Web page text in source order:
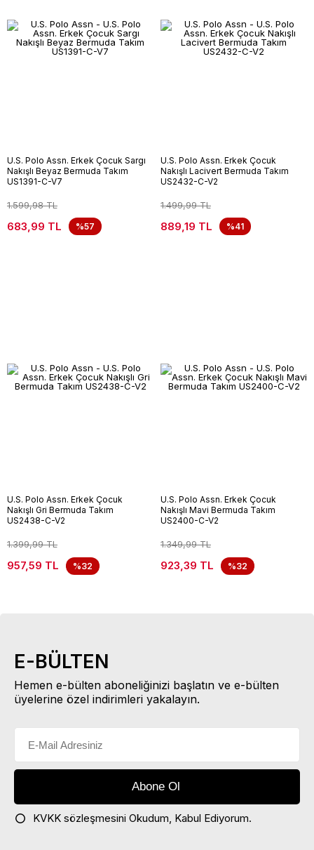
U.S. Polo Assn. Erkek Çocuk Sargı
Nakışlı Beyaz Bermuda Takım
US1391-C-V7
1.599,98 TL
683,99 TL %57
U.S. Polo Assn. Erkek Çocuk
Nakışlı Lacivert Bermuda Takım
US2432-C-V2
1.499,99 TL
889,19 TL %41
U.S. Polo Assn. Erkek Çocuk
Nakışlı Gri Bermuda Takım
US2438-C-V2
1.399,99 TL
957,59 TL %32
U.S. Polo Assn. Erkek Çocuk
Nakışlı Mavi Bermuda Takım
US2400-C-V2
1.349,99 TL
923,39 TL %32
E-BÜLTEN
Hemen e-bülten aboneliğinizi başlatın ve e-bülten
üyelerine özel indirimleri yakalayın.
KVKK sözleşmesini Okudum, Kabul Ediyorum.